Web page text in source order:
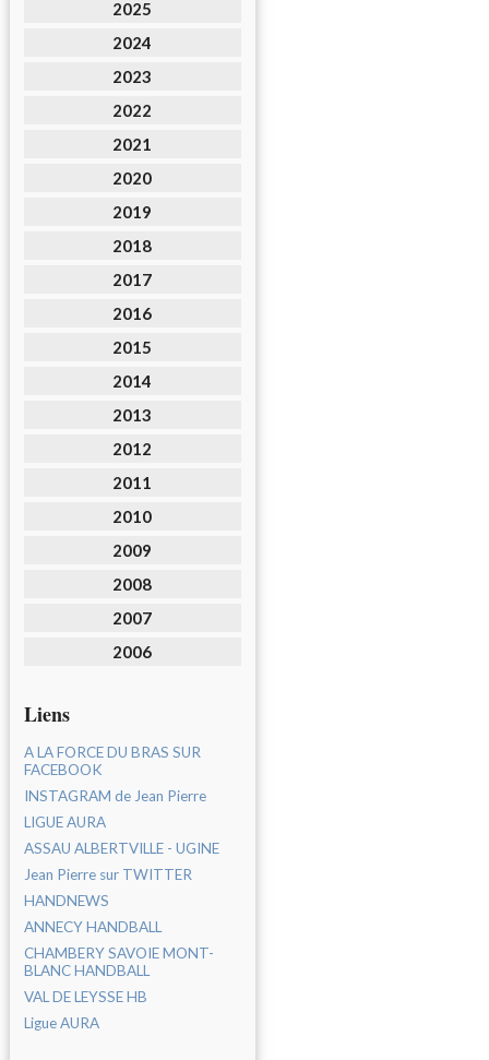
2025
2024
2023
2022
2021
2020
2019
2018
2017
2016
2015
2014
2013
2012
2011
2010
2009
2008
2007
2006
Liens
A LA FORCE DU BRAS SUR
FACEBOOK
INSTAGRAM de Jean Pierre
LIGUE AURA
ASSAU ALBERTVILLE - UGINE
Jean Pierre sur TWITTER
HANDNEWS
ANNECY HANDBALL
CHAMBERY SAVOIE MONT-
BLANC HANDBALL
VAL DE LEYSSE HB
Ligue AURA